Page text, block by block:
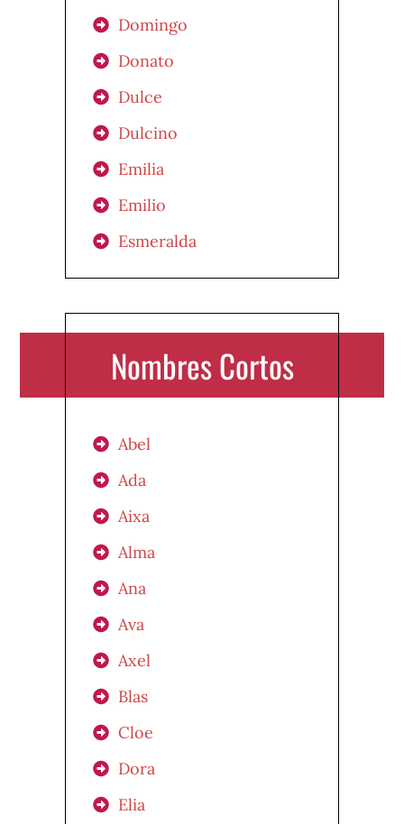
Domingo
Donato
Dulce
Dulcino
Emilia
Emilio
Esmeralda
Nombres Cortos
Abel
Ada
Aixa
Alma
Ana
Ava
Axel
Blas
Cloe
Dora
Elia